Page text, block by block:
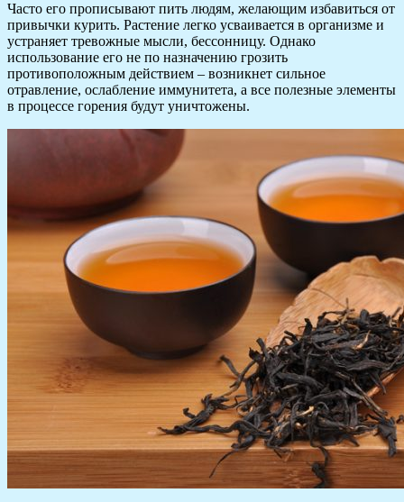
Часто его прописывают пить людям, желающим избавиться от
привычки курить. Растение легко усваивается в организме и
устраняет тревожные мысли, бессонницу. Однако
использование его не по назначению грозить
противоположным действием – возникнет сильное
отравление, ослабление иммунитета, а все полезные элементы
в процессе горения будут уничтожены.